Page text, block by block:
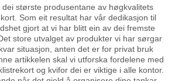
største produsentane av høgkvalitets
Som eit resultat har vår dedikasjon til
gjort at vi har blitt ein av dei fremste
store utvalget av produkter vi har sørgar
situasjon, anten det er for privat bruk
artikkelen skal vi utforska fordelene med
og kvifor dei er viktige i alle kontor.